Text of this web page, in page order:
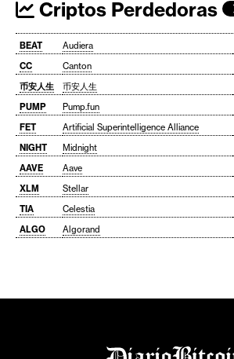
Criptos Perdedoras
BEAT Audiera
CC
Canton
币安人生
币安人生
PUMP
Pump.fun
FET
Artificial Superintelligence Alliance
NIGHT
Midnight
AAVE
Aave
XLM
Stellar
TIA
Celestia
ALGO
Algorand